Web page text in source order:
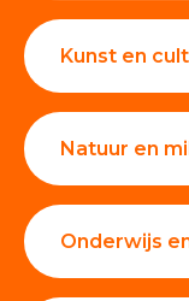
Kunst en
Natuur en
Onderwijs